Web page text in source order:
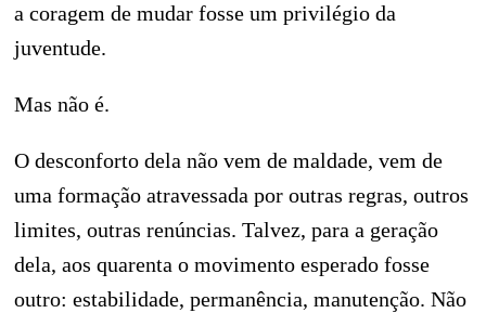
a coragem de mudar fosse um privilégio da
juventude.
Mas não é.
O desconforto dela não vem de maldade, vem de
uma formação atravessada por outras regras, outros
limites, outras renúncias. Talvez, para a geração
dela, aos quarenta o movimento esperado fosse
outro: estabilidade, permanência, manutenção. Não